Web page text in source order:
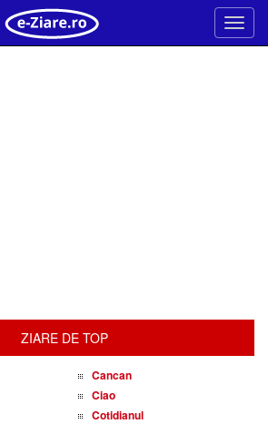
Meniu
ZIARE DE TOP
Cancan
Ciao
Cotidianul